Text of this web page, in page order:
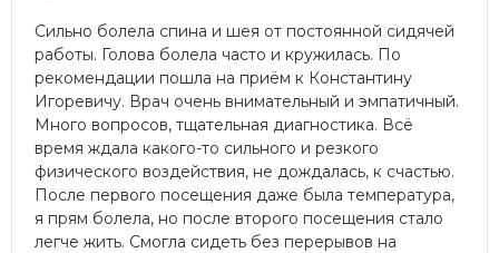
Сильно болела спина и шея от постоянной сидячей
работы. Голова болела часто и кружилась. По
рекомендации пошла на приём к Константину
Игоревичу. Врач очень внимательный и эмпатичный.
Много вопросов, тщательная диагностика. Всё
время ждала какого-то сильного и резкого
физического воздействия, не дождалась, к счастью.
После первого посещения даже была температура,
я прям болела, но после второго посещения стало
легче жить. Смогла сидеть без перерывов на